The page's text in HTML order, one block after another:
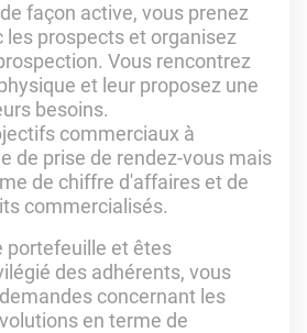
façon active, vous prenez
les prospects et organisez
Vous rencontrez
et leur proposez une
besoins.
commerciaux à
de prise de rendez-vous mais
de chiffre d'affaires et de
commercialisés.
portefeuille et êtes
des adhérents, vous
concernant les
en terme de